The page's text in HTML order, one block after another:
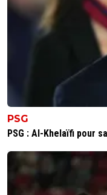
PSG
PSG : Al-Khelaïfi pour